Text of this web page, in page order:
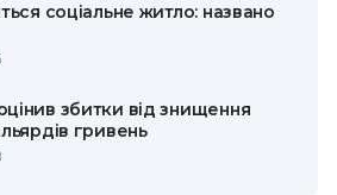
соціальне житло: названо
збитки від знищення
гривень